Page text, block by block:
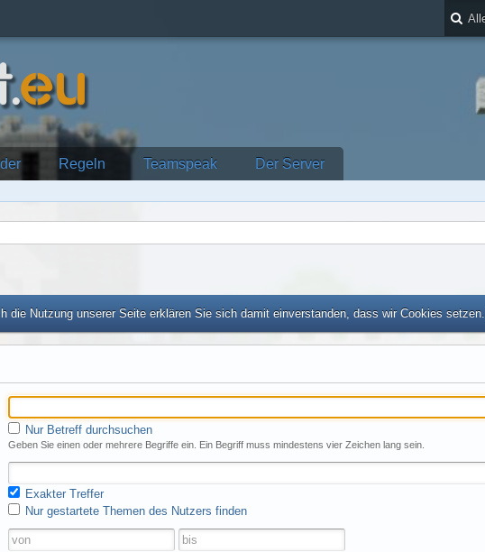
Regeln Teamspeak Der Server
die Nutzung unserer Seite erklären Sie sich damit einverstanden, dass wir Cookies setzen.
Nur Betreff durchsuchen
Geben Sie einen oder mehrere Begriffe ein. Ein Begriff muss mindestens vier Zeichen lang sein.
Exakter Treffer
Nur gestartete Themen des Nutzers finden